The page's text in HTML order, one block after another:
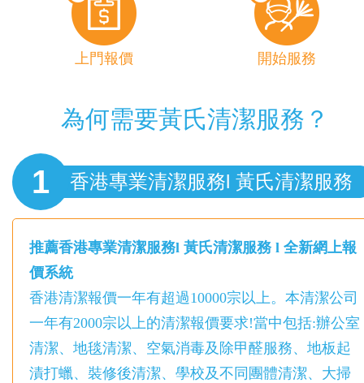
上門報價 開始服務
為何需要黃氏清潔服務？
香港專業清潔服務l 黃氏清潔服務
1
推薦香港專業清潔服務l 黃氏清潔服務 l 全新網上報
價系統
香港清潔報價一年有超過10000宗以上。本清潔公司
一年有2000宗以上的清潔報價要求!當中包括:辦公室
清潔、地毯清潔、空氣消毒及除甲醛服務、地板起
漬打蠟、裝修後清潔、學校及不同團體清潔、大掃